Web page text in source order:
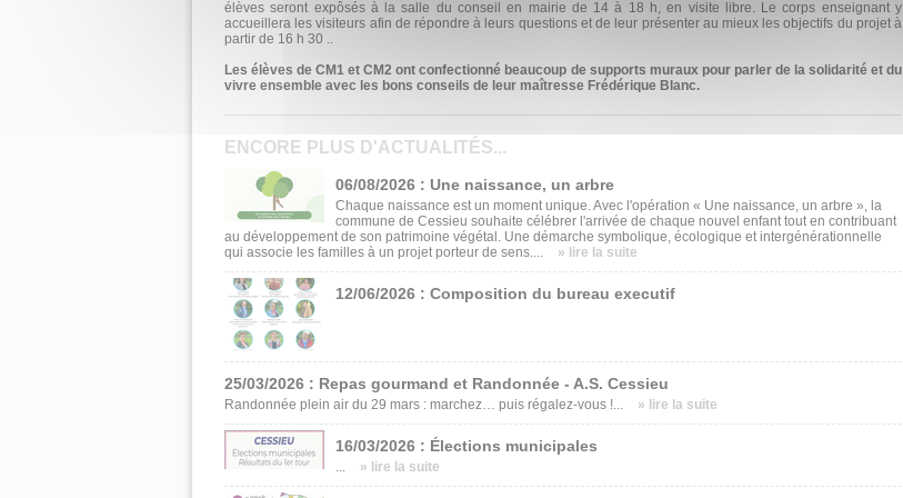
élèves seront expôsés à la salle du conseil en mairie de 14 à 18 h, en visite libre. Le corps enseignant y
accueillera les visiteurs afin de répon­dre à leurs questions et de leur présenter au mieux les objectifs du projet à
partir de 16 h 30 ..
Les élèves de CM1 et CM2 ont confectionné beaucoup de supports muraux pour parler de la solidarité et du
vivre ensemble avec les bons conseils de leur maîtresse Frédérique Blanc.
ENCORE PLUS D'ACTUALITÉS...
06/08/2026 : Une naissance, un arbre
Chaque naissance est un moment unique. Avec l'opération « Une naissance, un arbre », la
commune de Cessieu souhaite célébrer l'arrivée de chaque nouvel enfant tout en contribuant
au développement de son patrimoine végétal. Une démarche symbolique, écologique et intergénérationnelle
qui associe les familles à un projet porteur de sens....
» lire la suite
12/06/2026 : Composition du bureau executif
25/03/2026 : Repas gourmand et Randonnée - A.S. Cessieu
Randonnée plein air du 29 mars : marchez… puis régalez-vous !... » lire la suite
16/03/2026 : Élections municipales
... » lire la suite